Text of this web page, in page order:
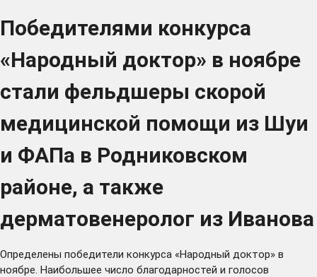
Победителями конкурса
«Народный доктор» в ноябре
стали фельдшеры скорой
медицинской помощи из Шуи
и ФАПа в Родниковском
районе, а также
дерматовенеролог из Иванова
Определены победители конкурса «Народный доктор» в
ноябре. Наибольшее число благодарностей и голосов